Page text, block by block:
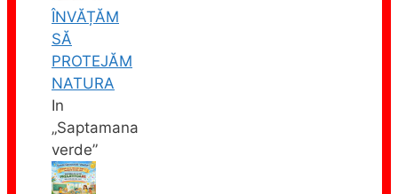
ÎNVĂȚĂM
SĂ
PROTEJĂM
NATURA
In
„Saptamana
verde”